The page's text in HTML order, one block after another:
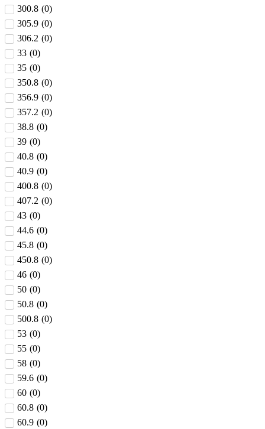
300.8 (0)
305.9 (0)
306.2 (0)
33 (0)
35 (0)
350.8 (0)
356.9 (0)
357.2 (0)
38.8 (0)
39 (0)
40.8 (0)
40.9 (0)
400.8 (0)
407.2 (0)
43 (0)
44.6 (0)
45.8 (0)
450.8 (0)
46 (0)
50 (0)
50.8 (0)
500.8 (0)
53 (0)
55 (0)
58 (0)
59.6 (0)
60 (0)
60.8 (0)
60.9 (0)